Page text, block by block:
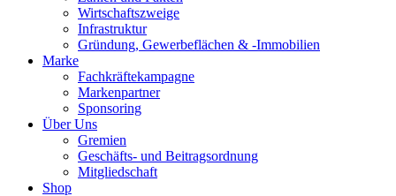
Wirtschaftszweige
Infrastruktur
Gründung, Gewerbeflächen & -Immobilien
Marke
Fachkräftekampagne
Markenpartner
Sponsoring
Über Uns
Gremien
Geschäfts- und Beitragsordnung
Mitgliedschaft
Shop